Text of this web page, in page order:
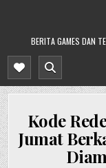
BERITA GAMES DAN
Kode
Jumat